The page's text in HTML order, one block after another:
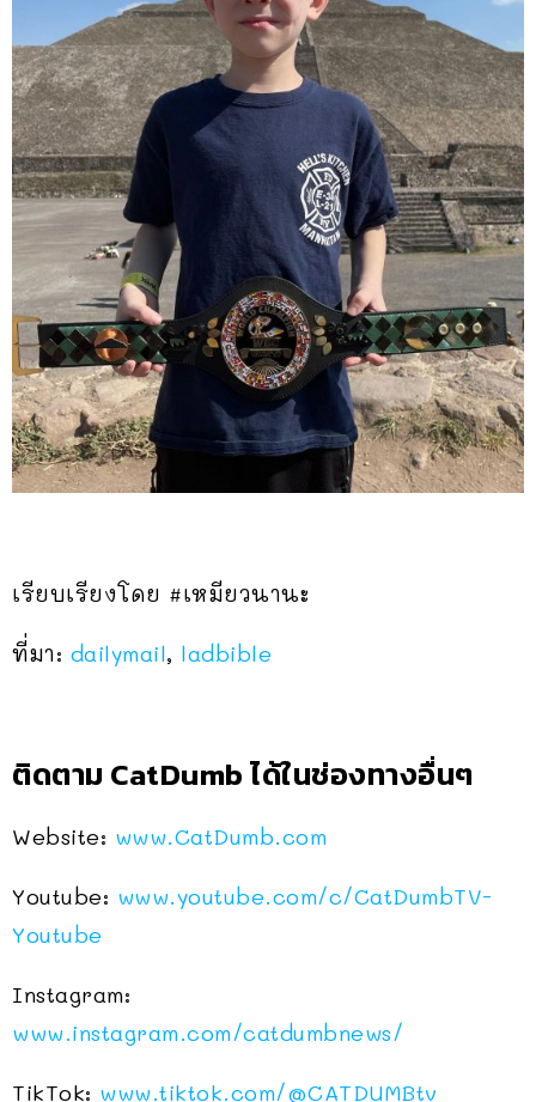
เรียบเรียงโดย #เหมียวนานะ
ที่มา: dailymail, ladbible
ติดตาม CatDumb ได้ในช่องทางอื่นๆ
Website: www.CatDumb.com
Youtube: www.youtube.com/c/CatDumbTV-
Youtube
Instagram:
www.instagram.com/catdumbnews/
TikTok: www.tiktok.com/@CATDUMBtv